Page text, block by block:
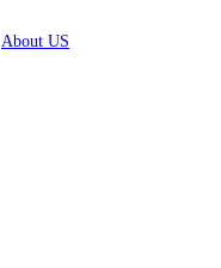
About US